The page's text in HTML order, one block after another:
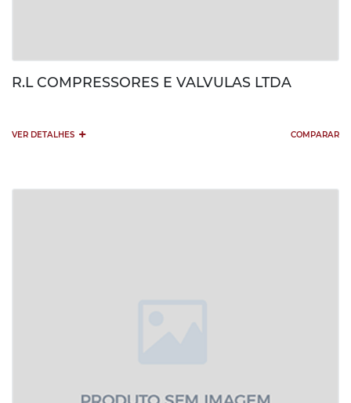
R.L COMPRESSORES E VALVULAS LTDA
VER DETALHES + COMPARAR